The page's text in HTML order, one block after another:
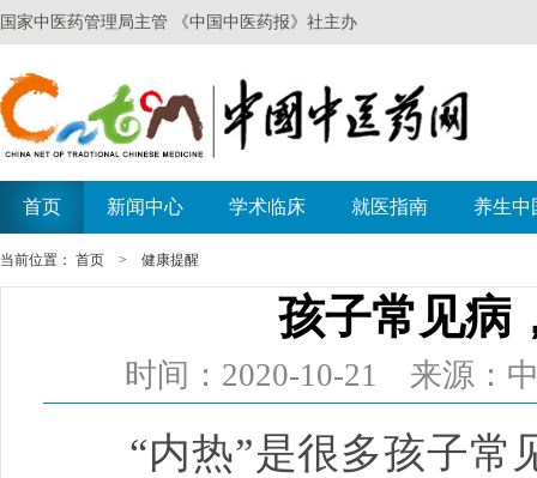
当前位置： 首页 > 健康提醒
孩子常见病
时间：2020-10-21 来源：
“内热”是很多孩子常